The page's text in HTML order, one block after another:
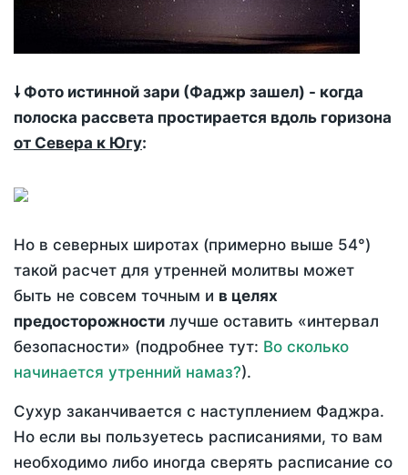
🠗 Фото истинной зари (Фаджр зашел) - когда
полоска рассвета простирается вдоль горизона
от Севера к Югу:
Но в северных широтах (примерно выше 54°)
такой расчет для утренней молитвы может
быть не совсем точным и в целях
предосторожности лучше оставить «интервал
безопасности» (подробнее тут: Во сколько
начинается утренний намаз?).
Сухур заканчивается с наступлением Фаджра.
Но если вы пользуетесь расписаниями, то вам
необходимо либо иногда сверять расписание со